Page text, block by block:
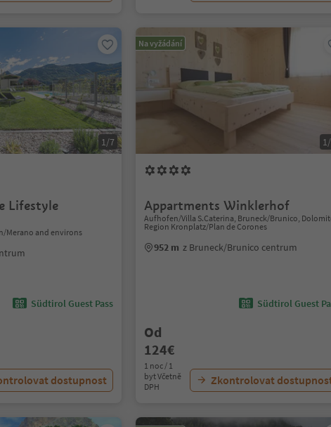
1/7
Lifestyle
Merano and environs
Südtirol Guest Pass
dostupnost
Na vyžádání
Appartments Winklerhof
Aufhofen/Villa S.Caterina, Bruneck/Brunico,
Region Kronplatz/Plan de Corones
952 m z Bruneck/Brunico centrum
Südtirol Guest
Od
124€
1 noc / 1
byt Včetně
DPH
Zkontrolovat